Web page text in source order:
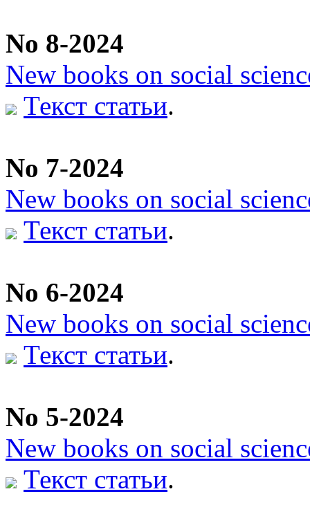
No 8-2024
New books on social
Текст статьи.
No 7-2024
New books on social
Текст статьи.
No 6-2024
New books on social
Текст статьи.
No 5-2024
New books on social
Текст статьи.